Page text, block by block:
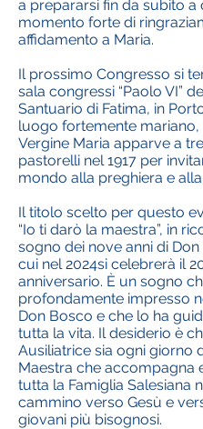
a prepararsi fin da subito a
momento forte di
affidamento a Maria.
Il prossimo Congresso si
sala congressi “Paolo VI”
Santuario di Fatima, in
luogo fortemente mariano,
Vergine Maria apparve a
pastorelli nel 1917 per
mondo alla preghiera e
Il titolo scelto per questo
“Io ti darò la maestra”, in
sogno dei nove anni di
cui nel 2024si celebrerà il
anniversario. È un sogno
profondamente impresso
Don Bosco e che lo ha
tutta la vita. Il desiderio è
Ausiliatrice sia ogni giorno
Maestra che accompagna
tutta la Famiglia Salesiana
cammino verso Gesù e
giovani più bisognosi.